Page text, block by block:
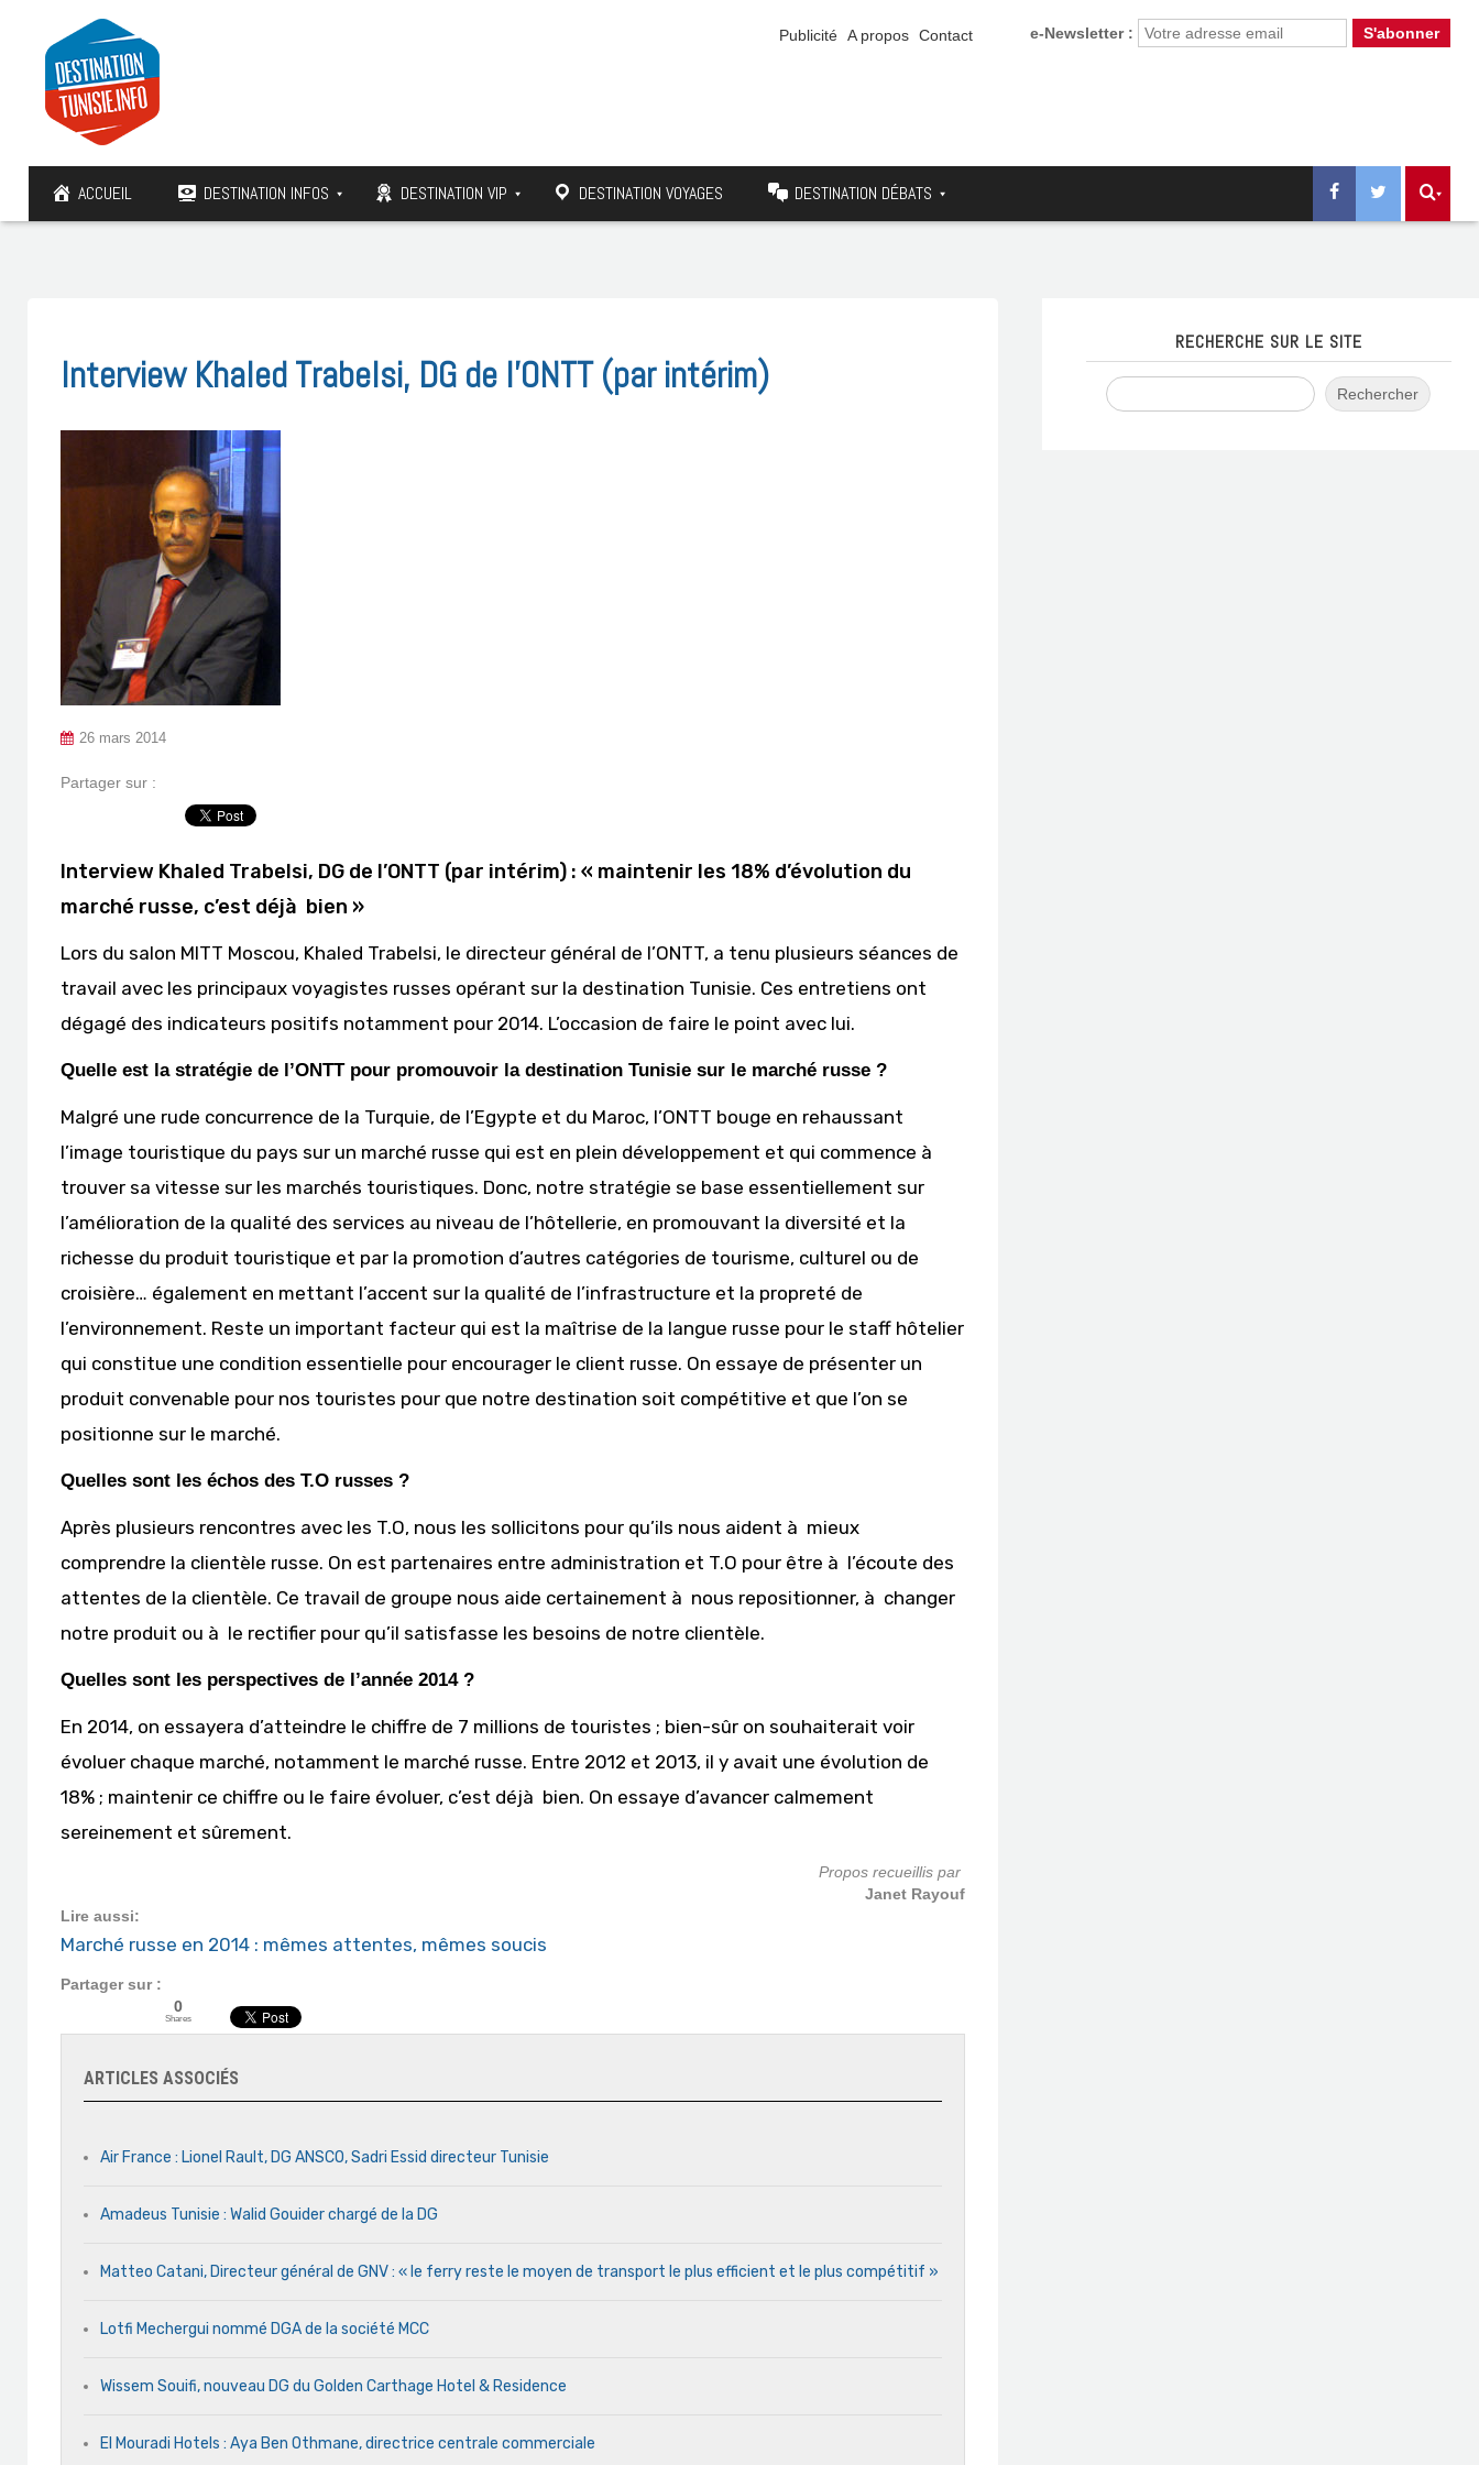
e-Newsletter :
Publicité A propos Contact
ACCUEIL DESTINATION INFOS DESTINATION VIP DESTINATION VOYAGES DESTINATION DÉBATS
Interview Khaled Trabelsi, DG de l’ONTT (par intérim)
26 mars 2014
Partager sur :
Interview Khaled Trabelsi, DG de l’ONTT (par intérim) : « maintenir les 18% d’évolution du
marché russe, c’est déjà bien »
Lors du salon MITT Moscou, Khaled Trabelsi, le directeur général de l’ONTT, a tenu plusieurs séances de
travail avec les principaux voyagistes russes opérant sur la destination Tunisie. Ces entretiens ont
dégagé des indicateurs positifs notamment pour 2014. L’occasion de faire le point avec lui.
Quelle est la stratégie de l’ONTT pour promouvoir la destination Tunisie sur le marché russe ?
Malgré une rude concurrence de la Turquie, de l’Egypte et du Maroc, l’ONTT bouge en rehaussant
l’image touristique du pays sur un marché russe qui est en plein développement et qui commence à
trouver sa vitesse sur les marchés touristiques. Donc, notre stratégie se base essentiellement sur
l’amélioration de la qualité des services au niveau de l’hôtellerie, en promouvant la diversité et la
richesse du produit touristique et par la promotion d’autres catégories de tourisme, culturel ou de
croisière… également en mettant l’accent sur la qualité de l’infrastructure et la propreté de
l’environnement. Reste un important facteur qui est la maîtrise de la langue russe pour le staff hôtelier
qui constitue une condition essentielle pour encourager le client russe. On essaye de présenter un
produit convenable pour nos touristes pour que notre destination soit compétitive et que l’on se
positionne sur le marché.
Quelles sont les échos des T.O russes ?
Après plusieurs rencontres avec les T.O, nous les sollicitons pour qu’ils nous aident à mieux
comprendre la clientèle russe. On est partenaires entre administration et T.O pour être à l’écoute des
attentes de la clientèle. Ce travail de groupe nous aide certainement à nous repositionner, à changer
notre produit ou à le rectifier pour qu’il satisfasse les besoins de notre clientèle.
Quelles sont les perspectives de l’année 2014 ?
En 2014, on essayera d’atteindre le chiffre de 7 millions de touristes ; bien-sûr on souhaiterait voir
évoluer chaque marché, notamment le marché russe. Entre 2012 et 2013, il y avait une évolution de
18% ; maintenir ce chiffre ou le faire évoluer, c’est déjà bien. On essaye d’avancer calmement
sereinement et sûrement.
Propos recueillis par
Janet Rayouf
Lire aussi:
Marché russe en 2014 : mêmes attentes, mêmes soucis
Partager sur :
0
Shares
ARTICLES ASSOCIÉS
Air France : Lionel Rault, DG ANSCO, Sadri Essid directeur Tunisie
Amadeus Tunisie : Walid Gouider chargé de la DG
Matteo Catani, Directeur général de GNV : « le ferry reste le moyen de transport le plus efficient et le plus compétitif »
Lotfi Mechergui nommé DGA de la société MCC
Wissem Souifi, nouveau DG du Golden Carthage Hotel & Residence
El Mouradi Hotels : Aya Ben Othmane, directrice centrale commerciale
RECHERCHE SUR LE SITE